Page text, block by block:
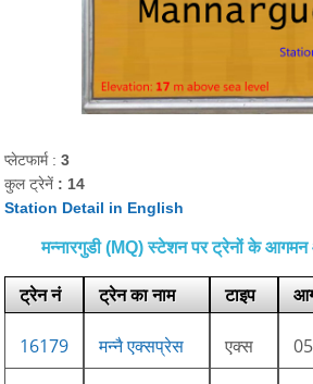
प्लेटफार्म :3
कुल ट्रेनें : 14
Station Detail in English
मन्नारगुडी (MQ) स्टेशन पर ट्रेनों के
ट्रेन नं ट्रेन का नाम टाइप
16179 मन्नै एक्सप्रेस एक्स